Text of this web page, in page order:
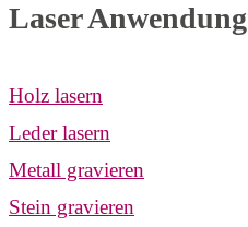
Laser Anwendung
Holz lasern
Leder lasern
Metall gravieren
Stein gravieren